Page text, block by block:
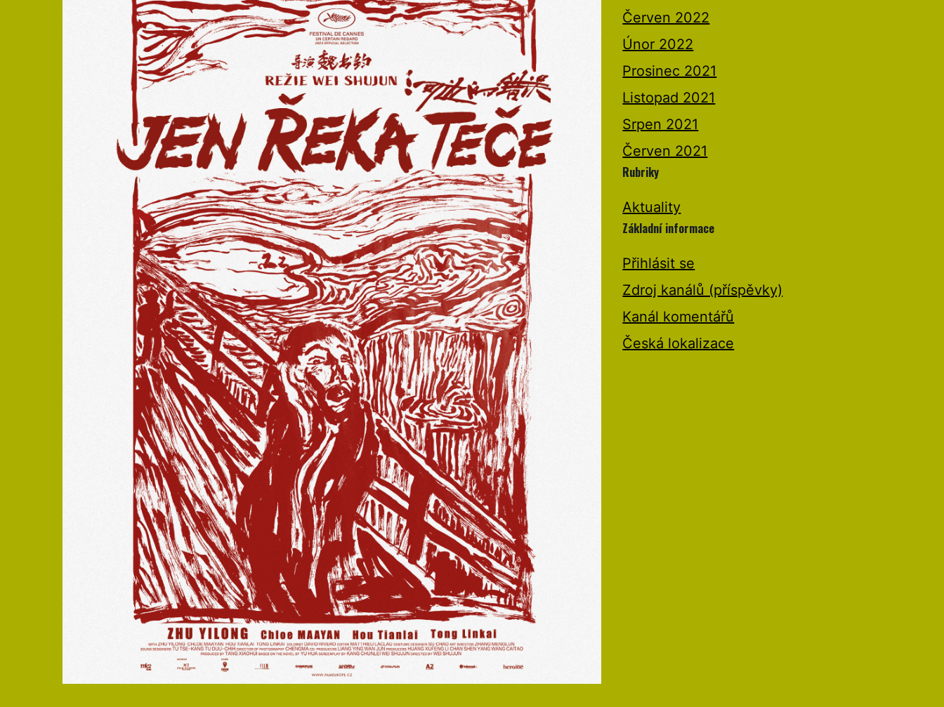
Červen 2022
Únor 2022
Prosinec 2021
Listopad 2021
Srpen 2021
Červen 2021
Rubriky
Aktuality
Základní informace
Přihlásit se
Zdroj kanálů (příspěvky)
Kanál komentářů
Česká lokalizace